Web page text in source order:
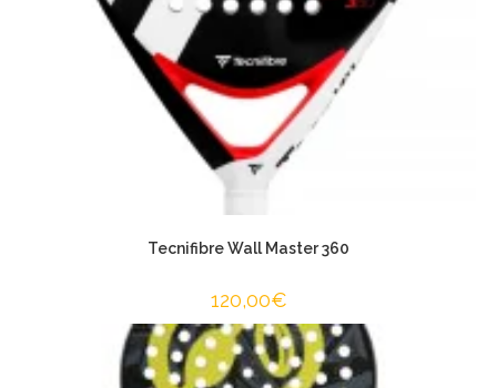
Tecnifibre Wall Master 360
120,00€